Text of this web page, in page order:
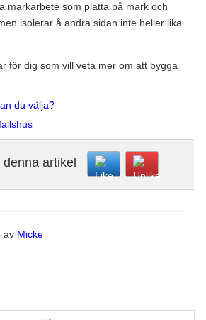
markarbete som platta på mark och
isolerar å andra sidan inte heller lika
för dig som vill veta mer om att bygga
du välja?
artikel
av Micke